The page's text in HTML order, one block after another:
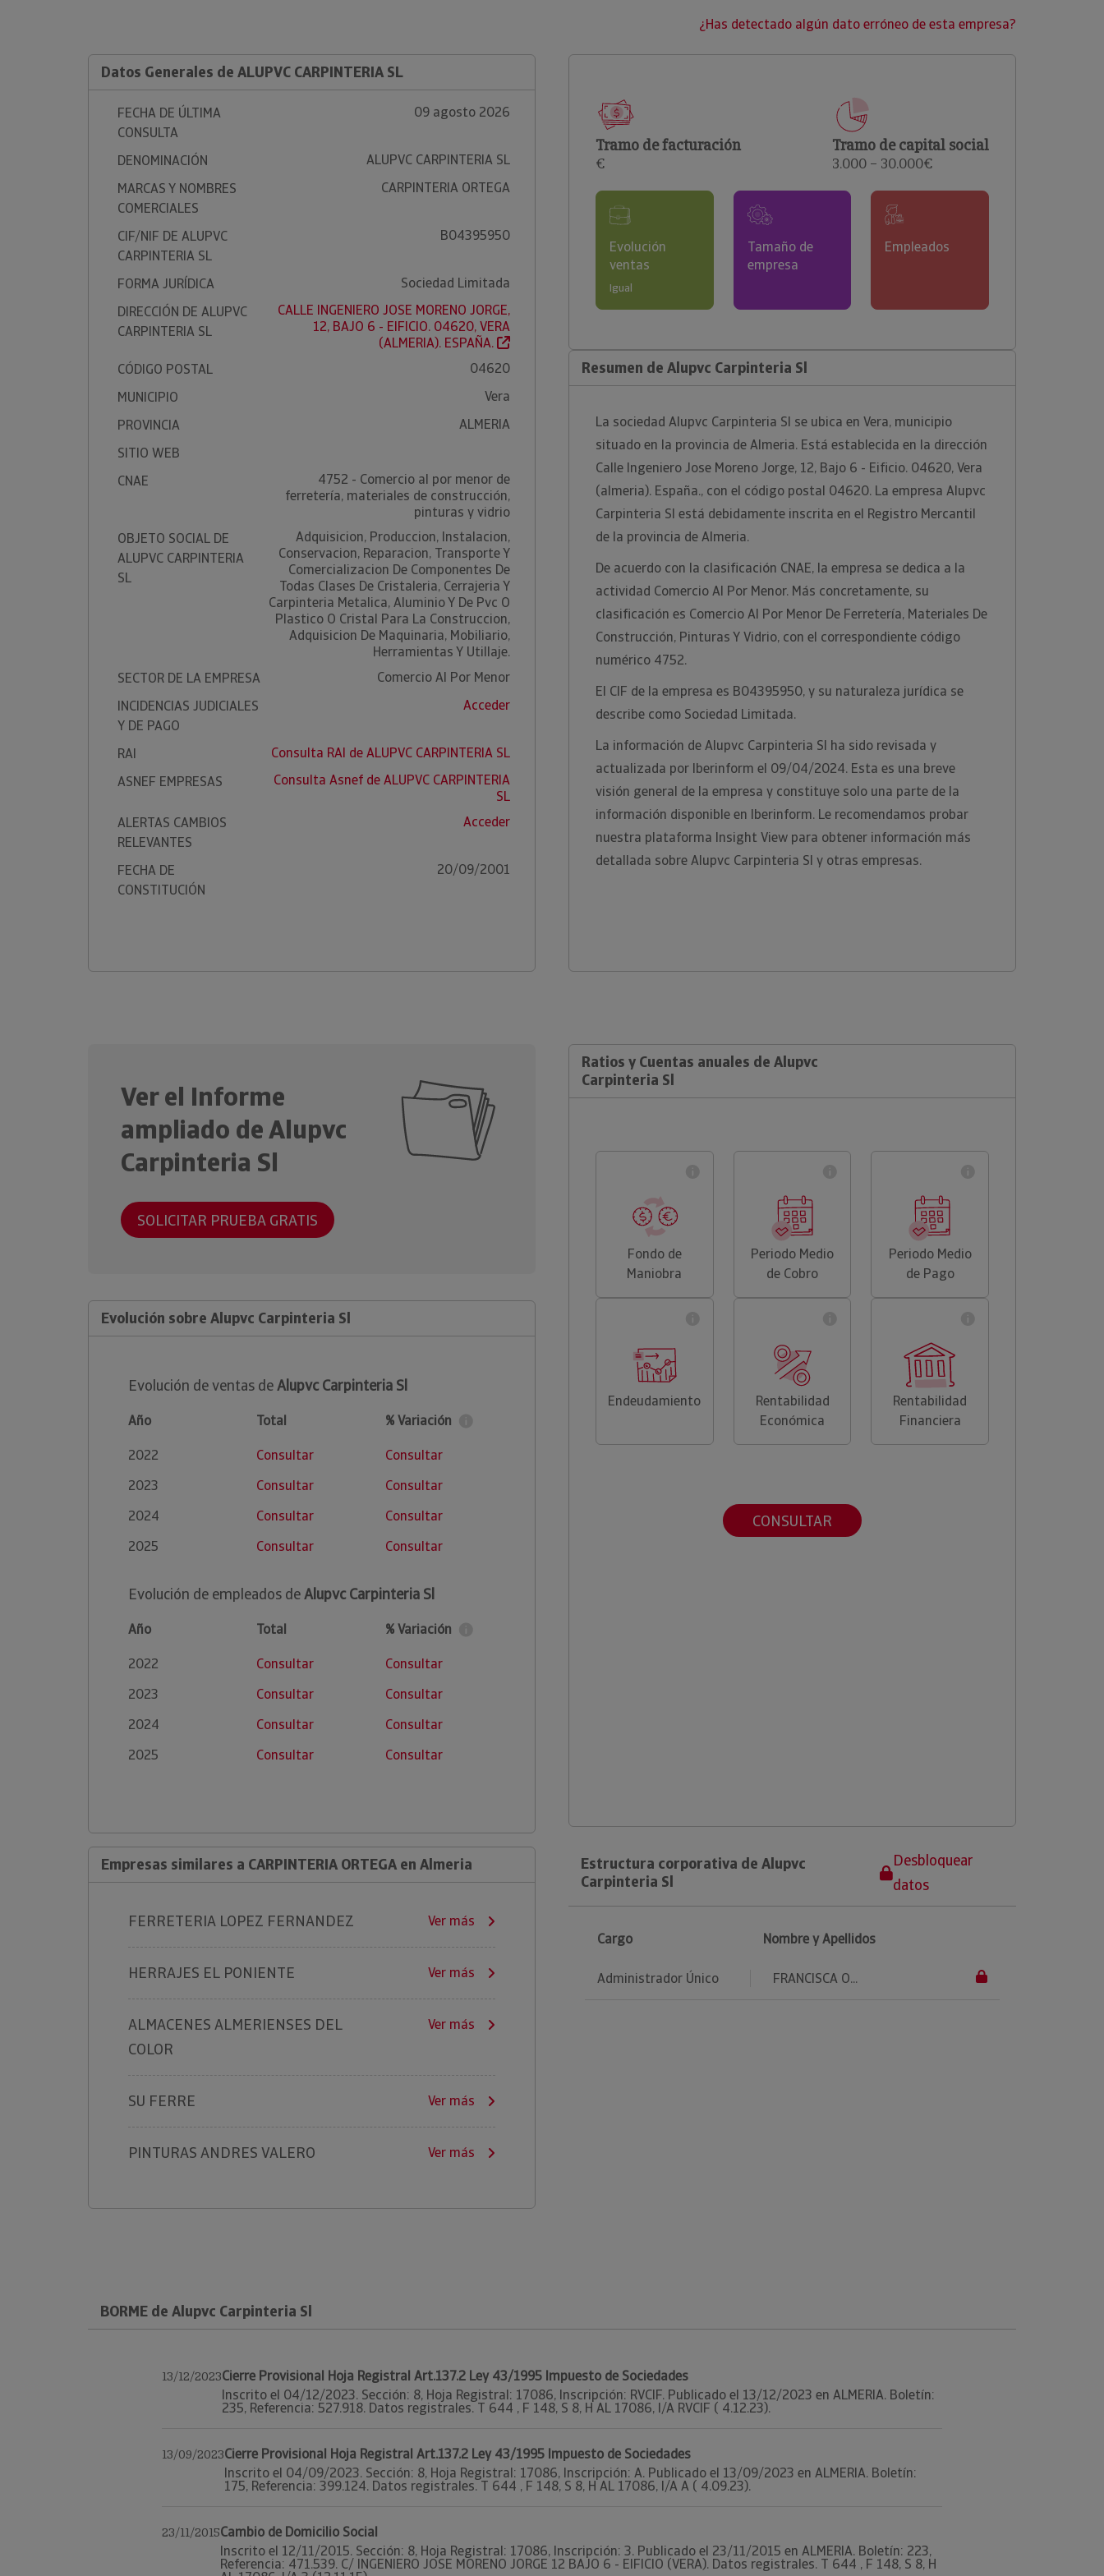
clientes.
¿Has detectado algún dato erróneo de esta empresa?
Datos Generales de ALUPVC CARPINTERIA SL
FECHA DE ÚLTIMA
CONSULTA
09 agosto 2026
DENOMINACIÓN
ALUPVC CARPINTERIA SL
MARCAS Y NOMBRES
COMERCIALES
CARPINTERIA ORTEGA
CIF/NIF DE ALUPVC
CARPINTERIA SL
B04395950
FORMA JURÍDICA
Sociedad Limitada
DIRECCIÓN DE ALUPVC
CARPINTERIA SL
CALLE INGENIERO JOSE MORENO JORGE,
12, BAJO 6 - EIFICIO. 04620, VERA
(ALMERIA). ESPAÑA.
CÓDIGO POSTAL
04620
MUNICIPIO
Vera
PROVINCIA
ALMERIA
SITIO WEB
CNAE
4752 - Comercio al por menor de
ferretería, materiales de construcción,
pinturas y vidrio
OBJETO SOCIAL DE
ALUPVC CARPINTERIA
SL
Adquisicion, Produccion, Instalacion,
Conservacion, Reparacion, Transporte Y
Comercializacion De Componentes De
Todas Clases De Cristaleria, Cerrajeria Y
Carpinteria Metalica, Aluminio Y De Pvc O
Plastico O Cristal Para La Construccion,
Adquisicion De Maquinaria, Mobiliario,
Herramientas Y Utillaje.
SECTOR DE LA EMPRESA
Comercio Al Por Menor
INCIDENCIAS JUDICIALES
Y DE PAGO
Acceder
RAI
Consulta RAI de ALUPVC CARPINTERIA SL
ASNEF EMPRESAS
Consulta Asnef de ALUPVC CARPINTERIA
SL
ALERTAS CAMBIOS
RELEVANTES
Acceder
FECHA DE
CONSTITUCIÓN
20/09/2001
Tramo de facturación
€
Tramo de capital social
3.000 – 30.000€
Evolución
ventas
Igual
Tamaño de
empresa
Empleados
Resumen de Alupvc Carpinteria Sl
La sociedad Alupvc Carpinteria Sl se ubica en Vera, municipio
situado en la provincia de Almeria. Está establecida en la dirección
Calle Ingeniero Jose Moreno Jorge, 12, Bajo 6 - Eificio. 04620, Vera
(almeria). España., con el código postal 04620. La empresa Alupvc
Carpinteria Sl está debidamente inscrita en el Registro Mercantil
de la provincia de Almeria.
De acuerdo con la clasificación CNAE, la empresa se dedica a la
actividad Comercio Al Por Menor. Más concretamente, su
clasificación es Comercio Al Por Menor De Ferretería, Materiales De
Construcción, Pinturas Y Vidrio, con el correspondiente código
numérico 4752.
El CIF de la empresa es B04395950, y su naturaleza jurídica se
describe como Sociedad Limitada.
La información de Alupvc Carpinteria Sl ha sido revisada y
actualizada por Iberinform el 09/04/2024. Esta es una breve
visión general de la empresa y constituye solo una parte de la
información disponible en Iberinform. Le recomendamos probar
nuestra plataforma Insight View para obtener información más
detallada sobre Alupvc Carpinteria Sl y otras empresas.
Ver el Informe
ampliado de Alupvc
Carpinteria Sl
SOLICITAR PRUEBA GRATIS
Evolución sobre Alupvc Carpinteria Sl
Evolución de ventas deAlupvc Carpinteria Sl
Año Total
% Variación
2022
Consultar
Consultar
2023
Consultar
Consultar
2024
Consultar
Consultar
2025
Consultar Consultar
Evolución de empleados deAlupvc Carpinteria Sl
Año Total
% Variación
2022
Consultar
Consultar
2023
Consultar
Consultar
2024
Consultar
Consultar
2025
Consultar Consultar
Empresas similares a CARPINTERIA ORTEGA en Almeria
FERRETERIA LOPEZ FERNANDEZ Ver más
HERRAJES EL PONIENTE Ver más
ALMACENES ALMERIENSES DEL
COLOR
Ver más
SU FERRE Ver más
PINTURAS ANDRES VALERO Ver más
Ratios y Cuentas anuales de Alupvc
Carpinteria Sl
Fondo de
Maniobra
Periodo Medio
de Cobro
Periodo Medio
de Pago
Endeudamiento
Rentabilidad
Económica
Rentabilidad
Financiera
CONSULTAR
Estructura corporativa de Alupvc
Carpinteria Sl
Desbloquear
datos
Cargo Nombre y Apellidos
Administrador Único FRANCISCA O...
BORME de Alupvc Carpinteria Sl
13/12/2023Cierre Provisional Hoja Registral Art.137.2 Ley 43/1995 Impuesto de Sociedades
Inscrito el 04/12/2023. Sección: 8, Hoja Registral: 17086, Inscripción: RVCIF. Publicado el 13/12/2023 en ALMERIA. Boletín:
235, Referencia: 527.918. Datos registrales. T 644 , F 148, S 8, H AL 17086, I/A RVCIF ( 4.12.23).
13/09/2023Cierre Provisional Hoja Registral Art.137.2 Ley 43/1995 Impuesto de Sociedades
Inscrito el 04/09/2023. Sección: 8, Hoja Registral: 17086, Inscripción: A. Publicado el 13/09/2023 en ALMERIA. Boletín:
175, Referencia: 399.124. Datos registrales. T 644 , F 148, S 8, H AL 17086, I/A A ( 4.09.23).
23/11/2015Cambio de Domicilio Social
Inscrito el 12/11/2015. Sección: 8, Hoja Registral: 17086, Inscripción: 3. Publicado el 23/11/2015 en ALMERIA. Boletín: 223,
Referencia: 471.539. C/ INGENIERO JOSE MORENO JORGE 12 BAJO 6 - EIFICIO (VERA). Datos registrales. T 644 , F 148, S 8, H